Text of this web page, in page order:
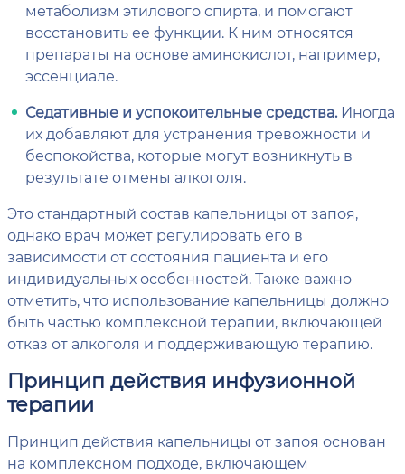
метаболизм этилового спирта, и помогают
восстановить ее функции. К ним относятся
препараты на основе аминокислот, например,
эссенциале.
Седативные и успокоительные средства.Иногда
их добавляют для устранения тревожности и
беспокойства, которые могут возникнуть в
результате отмены алкоголя.
Это стандартный состав капельницы от запоя,
однако врач может регулировать его в
зависимости от состояния пациента и его
индивидуальных особенностей. Также важно
отметить, что использование капельницы должно
быть частью комплексной терапии, включающей
отказ от алкоголя и поддерживающую терапию.
Принцип действия инфузионной
терапии
Принцип действия капельницы от запоя основан
на комплексном подходе, включающем